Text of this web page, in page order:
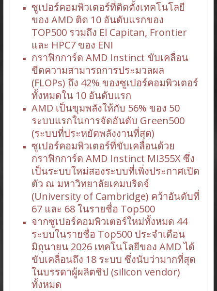
ซูเปอร์คอมพิวเตอร์ที่ติดตั้งเทคโนโลยี
ของ AMD ติด 10 อันดับแรกของ
TOP500 รวมถึง El Capitan, Frontier
และ HPC7 ของ ENI
กราฟิกการ์ด AMD Instinct ขับเคลื่อน
ขีดความสามารถการประมวลผล
(FLOPs) ถึง 42% ของซูเปอร์คอมพิวเตอร์
ทั้งหมดใน 10 อันดับแรก
AMD เป็นขุมพลังให้กับ 56% ของ 50
ระบบแรกในการจัดอันดับ Green500
(ระบบที่ประหยัดพลังงานที่สุด)
ซูเปอร์คอมพิวเตอร์ที่ขับเคลื่อนด้วย
กราฟิกการ์ด AMD Instinct MI355X ซึ่ง
เป็นระบบใหม่สองระบบที่เพิ่งประกาศเปิด
ตัว ณ มหาวิทยาลัยเคมบริดจ์
(University of Cambridge) คว้าอันดับที่
67 และ 68 ในรายชื่อ Top500
จากซูเปอร์คอมพิวเตอร์ใหม่ทั้งหมด 44
ระบบในรายชื่อ Top500 ประจำเดือน
มิถุนายน 2026 เทคโนโลยีของ AMD ได้
ขับเคลื่อนถึง 18 ระบบ ซึ่งนับว่ามากที่สุด
ในบรรดาผู้ผลิตชิป (silicon vendor)
ทั้งหมด